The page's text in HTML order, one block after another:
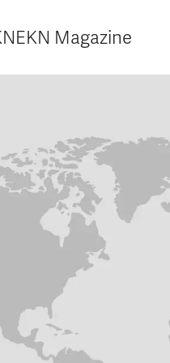
About EKN
EKN Magazine
Expand EKN